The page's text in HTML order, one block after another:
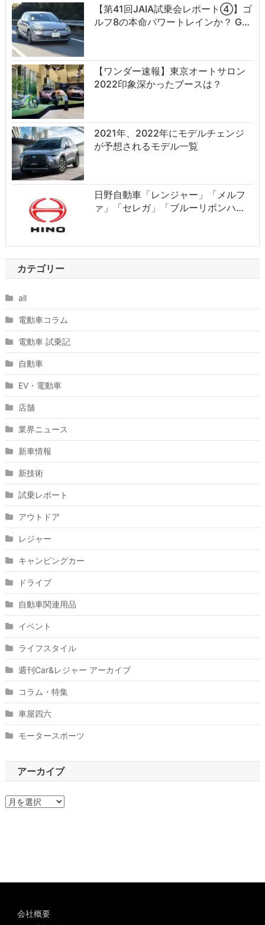
【第41回JAIA試乗会レポート④】ゴ
ルフ8の本命パワートレインか？ G…
【ワンダー速報】東京オートサロン
2022印象深かったブースは？
2021年、2022年にモデルチェンジ
が予想されるモデル一覧
日野自動車「レンジャー」「メルフ
ァ」「セレガ」「ブルーリボンハ…
カテゴリー
all
電動車コラム
電動車 試乗記
自動車
EV・電動車
店舗
業界ニュース
新車情報
新技術
試乗レポート
アウトドア
レジャー
キャンピングカー
ドライブ
自動車関連用品
イベント
ライフスタイル
週刊Car&レジャー アーカイブ
コラム・特集
車屋四六
モータースポーツ
アーカイブ
ア
会社概要